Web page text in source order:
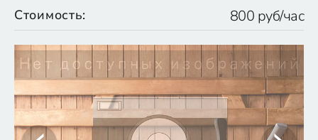
Стоимость: 800 руб/час